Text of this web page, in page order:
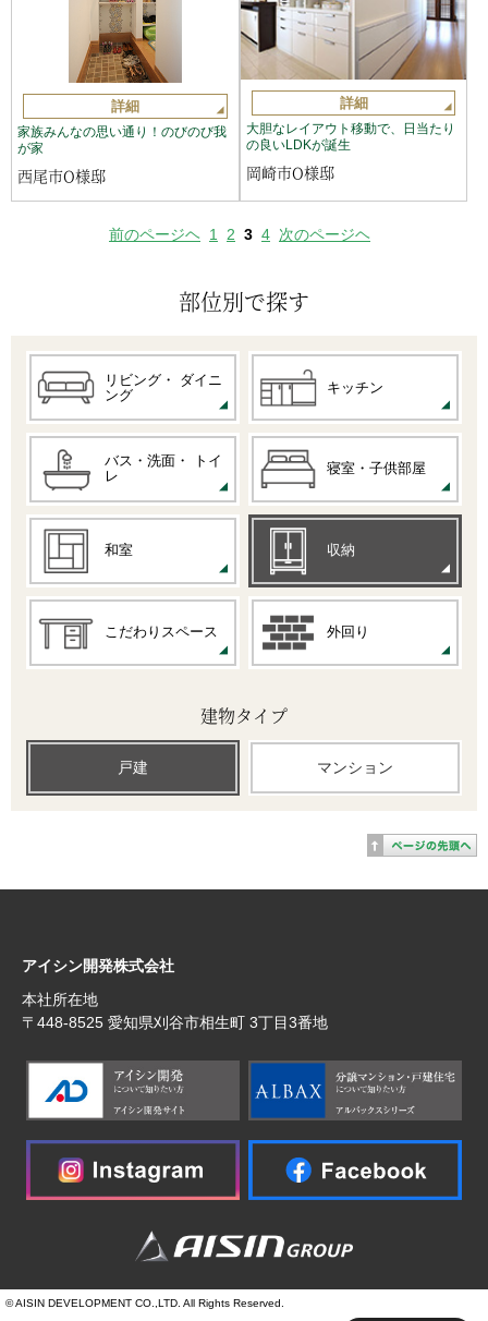
部位別で探す
リビング・
ダイニ
ング
キッチン
バス・洗面・
トイ
レ
寝室・子供部屋
和室 収納
こだわりスペース 外回り
建物タイプ
戸建 マンション
詳細
家族みんなの思い通り！のびのび我
が家
西尾市O様邸
詳細
大胆なレイアウト移動で、日当たり
の良いLDKが誕生
岡崎市O様邸
前のページヘ 1 2 3 4 次のページヘ
アイシン開発株式会社
本社所在地
〒448‐8525 愛知県刈谷市相生町 3丁目3番地
© AISIN DEVELOPMENT CO.,LTD. All Rights Reserved.